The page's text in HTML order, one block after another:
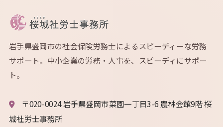
岩手県盛岡市の社会保険労務士によるスピーディーな労務
サポート。中小企業の労務・人事を、スピーディにサポー
ト。
〒020-0024 岩手県盛岡市菜園一丁目3-6 農林会館9階 桜
城社労士事務所